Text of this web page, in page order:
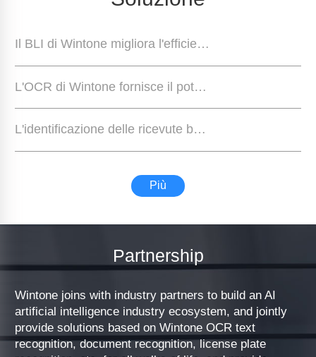
Il BLI di Wintone migliora l'efficienza della revisione delle qualifiche delle aziende
L'OCR di Wintone fornisce il potenziale per la digitalizzazione del sistema dei concessionari delle aziende
L'identificazione delle ricevute bancarie di Wintone nella finanza aziendale
Più
Partnership
Wintone joins with industry partners to build an AI
artificial intelligence industry ecosystem, and jointly
provide solutions based on Wintone OCR text
recognition, document recognition, license plate